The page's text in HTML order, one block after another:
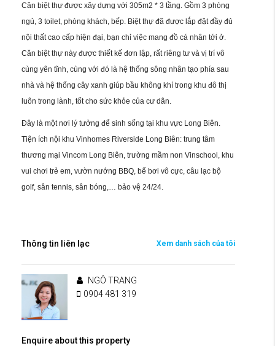
Căn biệt thự được xây dựng với 305m2 * 3 tầng. Gồm 3 phòng
ngủ, 3 toilet, phòng khách, bếp. Biệt thự đã được lắp đặt đầy đủ
nội thất cao cấp hiện đại, bạn chỉ việc mang đồ cá nhân tới ở.
Căn biệt thự này được thiết kế đơn lập, rất riêng tư và vị trí vô
cùng yên tĩnh, cùng với đó là hệ thống sông nhân tạo phía sau
nhà và hệ thống cây xanh giúp bầu không khí trong khu đô thị
luôn trong lành, tốt cho sức khỏe của cư dân.
Đây là một nơi lý tưởng để sinh sống tại khu vực Long Biên.
Tiện ích nội khu Vinhomes Riverside Long Biên: trung tâm
thương mại Vincom Long Biên, trường mầm non Vinschool, khu
vui chơi trẻ em, vườn nướng BBQ, bể bơi vô cực, câu lạc bộ
golf, sân tennis, sân bóng,… bảo vệ 24/24.
Thông tin liên lạc Xem danh sách của tôi
NGÔ TRANG
0904 481 319
Enquire about this property